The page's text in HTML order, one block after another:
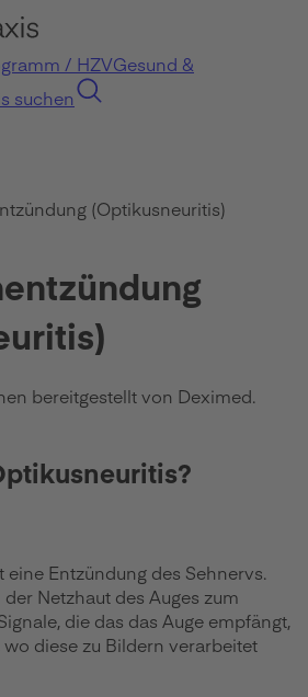
/ HZVGesund &
suchen
(Optikusneuritis)
bereitgestellt von Deximed.
Entzündung des Sehnervs.
Netzhaut des Auges zum
die das das Auge empfängt,
diese zu Bildern verarbeitet